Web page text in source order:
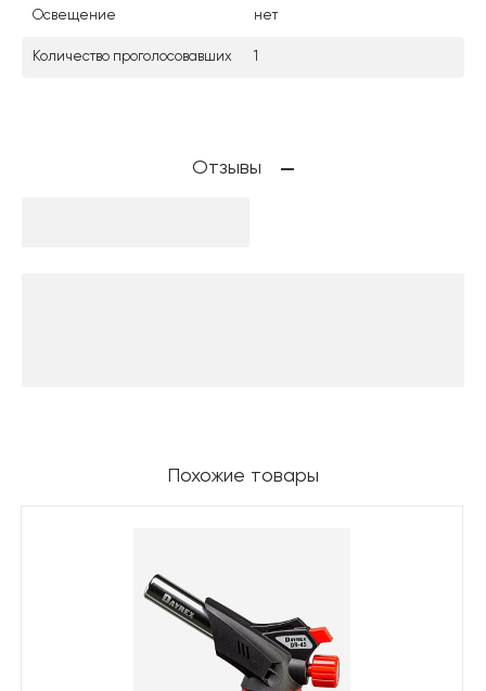
Освещение нет
Количество проголосовавших 1
Отзывы
Похожие товары